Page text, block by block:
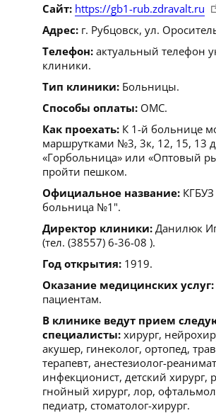
Сайт: https://gb1-rub.zdravalt.ru
Адрес: г. Рубцовск, ул.
Телефон: актуальный телефон
клиники.
Тип клиники: Больницы.
Способы оплаты: ОМС.
Как проехать: К 1-й больнице
маршрутками №3, 3к, 12, 15, 13
«Горбольница» или «Оптовый
пройти пешком.
Официальное название: КГБУЗ
больница №1".
Директор клиники: Данилюк
(тел. (38557) 6-36-08 ).
Год открытия: 1919.
Оказание медицинских услуг:
пациентам.
В клинике ведут прием
специалисты: хирург,
акушер, гинеколог, ортопед,
терапевт, анестезиолог-
инфекционист, детский хирург,
гнойный хирург, лор,
педиатр, стоматолог-хирург.